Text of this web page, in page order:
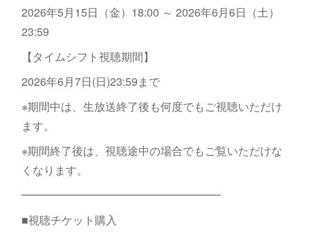
2026年5月15日（金）18:00 ～ 2026年6月6日（土）
23:59
【タイムシフト視聴期間】
2026年6月7日(日)23:59まで
※期間中は、生放送終了後も何度でもご視聴いただけ
ます。
※期間終了後は、視聴途中の場合でもご覧いただけな
くなります。
━━━━━━━━━━━━━━━━━━
■視聴チケット購入